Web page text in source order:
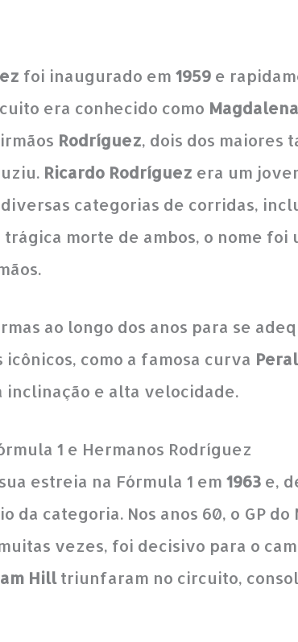
foi inaugurado em1959 e
era conhecido como
Rodríguez, dois dos maiores
Ricardo Rodríguez era um
categorias de corridas,
morte de ambos, o nome
ao longo dos anos para se
como a famosa curva
inclinação e alta velocidade.
1 e Hermanos Rodríguez
estreia na Fórmula 1 em1963 e,
categoria. Nos anos 60, o GP do
vezes, foi decisivo para o
Hilltriunfaram no circuito,